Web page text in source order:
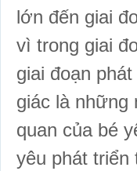
lớn đến giai
vì trong giai
giai đoạn
giác là những
quan của bé
yêu phát triển